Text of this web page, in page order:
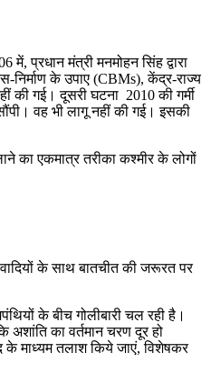
प्रधान मंत्री मनमोहन सिंह द्वारा
निर्माण के उपाए (CBMs), केंद्र-राज्य
की गई। दूसरी घटना 2010 की गर्मी
वह भी लागू नहीं की गई। इसकी
का एकमात्र तरीका कश्मीर के लोगों
के साथ बातचीत की जरूरत पर
के बीच गोलीबारी चल रही है।
अशांति का वर्तमान चरण दूर हो
के माध्यम तलाश किये जाएं, विशेषकर